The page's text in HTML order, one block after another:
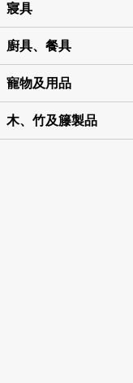
寢具
廚具、餐具
寵物及用品
木、竹及籐製品